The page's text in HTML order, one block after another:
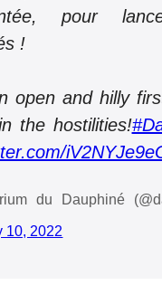
pour
!
open and hilly
the hostilities!
du Dauphiné
10, 2022